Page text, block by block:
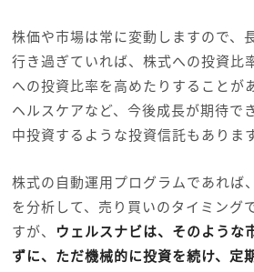
株価や市場は常に変動しますので、
行き過ぎていれば、株式への投資比
への投資比率を高めたりすることが
ヘルスケアなど、今後成長が期待で
中投資するような投資信託もあります
株式の自動運用プログラムであれば
を分析して、売り買いのタイミング
すが、 ウェルスナビは、そのような
ずに、ただ機械的に投資を続け、定